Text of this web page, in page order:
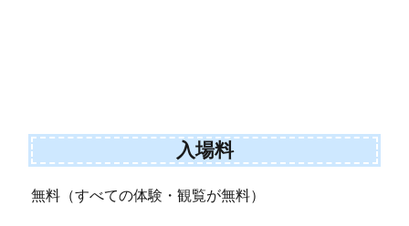
入場料
無料（すべての体験・観覧が無料）